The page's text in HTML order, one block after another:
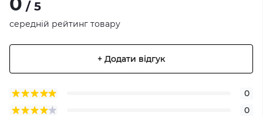
/ 5
середній рейтинг товару
+ Додати відгук
0
0